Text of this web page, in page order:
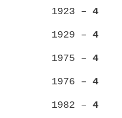
1923 – 4
1929 – 4
1975 – 4
1976 – 4
1982 – 4